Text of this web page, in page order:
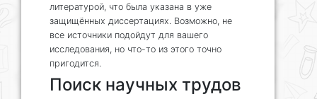
литературой, что была указана в уже
защищённых диссертациях. Возможно, не
все источники подойдут для вашего
исследования, но что-то из этого точно
пригодится.
Поиск научных трудов